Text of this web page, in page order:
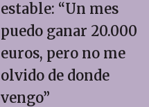
estable: “Un mes
puedo ganar 20.000
euros, pero no me
olvido de donde
vengo”